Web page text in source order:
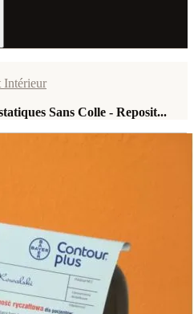
Intérieur
Sans Colle - Reposit...